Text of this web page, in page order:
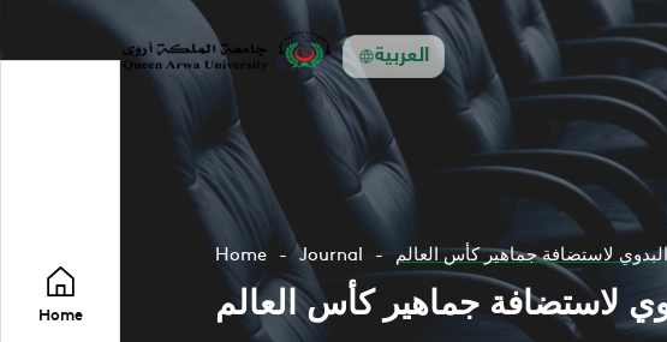
العربية
Home
Home Journal لاستضافة جماهير كأس العالم
لاستضافة جماهير كأس العالم